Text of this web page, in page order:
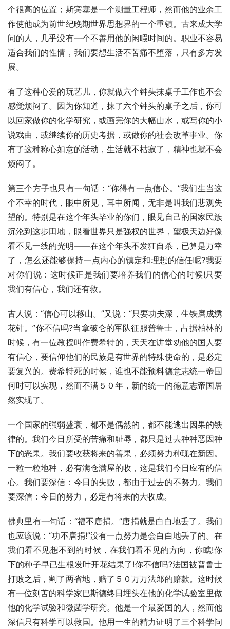
个很高的位置；斯宾塞是一个测量工程师，然而他的业余工
作使他成为前世纪晚期世界思想界的一个重镇。古来成大学
问的人，几乎没有一个不善用他的闲暇时间的。职业不容易
适合我们的性情，我们要想生活不苦痛不堕落，只有多方发
展。
有了这种心爱的玩艺儿，你就做六个钟头抹桌子工作也不会
感觉烦闷了。因为你知道，抹了六个钟头的桌子之后，你可
以回家做你的化学研究，或画完你的大幅山水，或写你的小
说戏曲，或继续你的历史考据，或做你的社会改革事业。你
有了这种称心如意的活动，生活就不枯寂了，精神也就不会
烦闷了。
第三个方子也只有一句话：“你得有一点信心。”我们生当这
个不幸的时代，眼中所见，耳中所闻，无非是叫我们悲观失
望的。特别是在这个年头毕业的你们，眼见自己的国家民族
沉沦到这步田地，眼看世界只是强权的世界，望极天边好像
看不见一线的光明——在这个年头不发狂自杀，已算是万幸
了，怎么还能够保持一点内心的镇定和理想的信任呢?我要
对你们说：这时候正是我们要培养我们的信心的时候!只要
我们有信心，我们还有救。
古人说：“信心可以移山。”又说：“只要功夫深，生铁磨成绣
花针。”你不信吗?当拿破仑的军队征服普鲁士，占据柏林的
时候，有一位教授叫作费希特的，天天在讲堂劝他的国人要
有信心，要信仰他们的民族是有世界的特殊使命的，是必定
要复兴的。费希特死的时候，谁也不能预料德意志统一帝国
何时可以实现，然而不满５０年，新的统一的德意志帝国居
然实现了。
一个国家的强弱盛衰，都不是偶然的，都不能逃出因果的铁
律的。我们今日所受的苦痛和耻辱，都只是过去种种恶因种
下的恶果。我们要收获将来的善果，必须努力种现在新因。
一粒一粒地种，必有满仓满屋的收，这是我们今日应有的信
心。我们要深信：今日的失败，都由于过去的不努力。我们
要深信：今日的努力，必定有将来的大收成。
佛典里有一句话：“福不唐捐。”唐捐就是白白地丢了。我们
也应该说：“功不唐捐!”没有一点努力是会白白地丢了的。在
我们看不见想不到的时候，在我们看不见的方向，你瞧!你
下的种子早已生根发叶开花结果了!你不信吗?法国被普鲁士
打败之后，割了两省地，赔了５０万万法郎的赔款。这时候
有一位刻苦的科学家巴斯德终日埋头在他的化学试验室里做
他的化学试验和微菌学研究。他是一个最爱国的人，然而他
深信只有科学可以救国。他用一生的精力证明了三个科学问